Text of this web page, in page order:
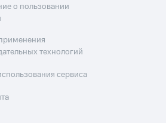
о пользовании
технологий
сервиса